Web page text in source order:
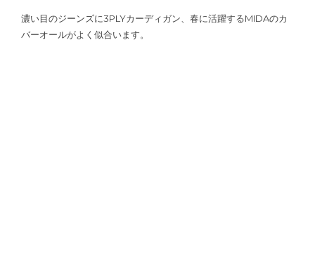
濃い目のジーンズに3PLYカーディガン、春に活躍するMIDAのカ
バーオールがよく似合います。